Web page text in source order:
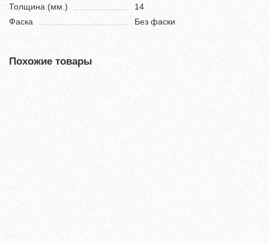
Толщина (мм.)
14
Фаска
Без фаски
Похожие товары